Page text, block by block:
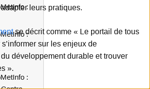
leurs pratiques.
se décrit comme « Le portail de tous
sur les enjeux de
développement durable et trouver
».
:
:
: